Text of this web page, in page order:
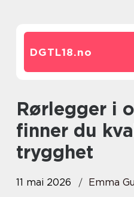
DGTL18.no
Rørlegger i oslo slik
finner du
trygghet
11 mai 2026
Emma